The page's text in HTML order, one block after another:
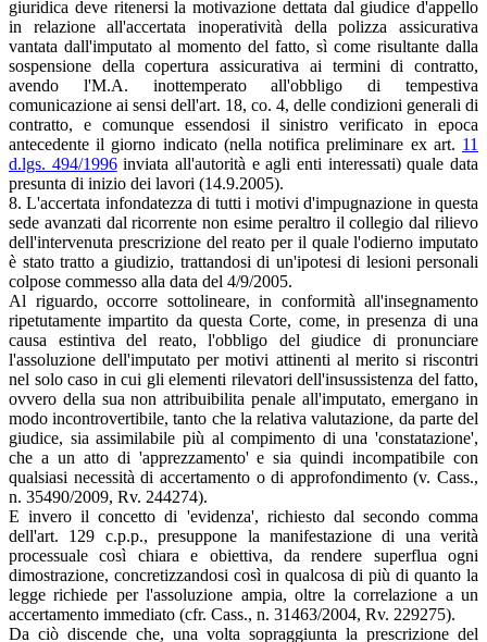
giuridica deve ritenersi la motivazione dettata dal giudice d'appello
in relazione all'accertata inoperatività della polizza assicurativa
vantata dall'imputato al momento del fatto, sì come risultante dalla
sospensione della copertura assicurativa ai termini di contratto,
avendo l'M.A. inottemperato all'obbligo di tempestiva
comunicazione ai sensi dell'art. 18, co. 4, delle condizioni generali di
contratto, e comunque essendosi il sinistro verificato in epoca
antecedente il giorno indicato (nella notifica preliminare ex art. 11
d.lgs. 494/1996inviata all'autorità e agli enti interessati) quale data
presunta di inizio dei lavori (14.9.2005).
8. L'accertata infondatezza di tutti i motivi d'impugnazione in questa
sede avanzati dal ricorrente non esime peraltro il collegio dal rilievo
dell'intervenuta prescrizione del reato per il quale l'odierno imputato
è stato tratto a giudizio, trattandosi di un'ipotesi di lesioni personali
colpose commesso alla data del 4/9/2005.
Al riguardo, occorre sottolineare, in conformità all'insegnamento
ripetutamente impartito da questa Corte, come, in presenza di una
causa estintiva del reato, l'obbligo del giudice di pronunciare
l'assoluzione dell'imputato per motivi attinenti al merito si riscontri
nel solo caso in cui gli elementi rilevatori dell'insussistenza del fatto,
ovvero della sua non attribuibilita penale all'imputato, emergano in
modo incontrovertibile, tanto che la relativa valutazione, da parte del
giudice, sia assimilabile più al compimento di una 'constatazione',
che a un atto di 'apprezzamento' e sia quindi incompatibile con
qualsiasi necessità di accertamento o di approfondimento (v. Cass.,
n. 35490/2009, Rv. 244274).
E invero il concetto di 'evidenza', richiesto dal secondo comma
dell'art. 129 c.p.p., presuppone la manifestazione di una verità
processuale così chiara e obiettiva, da rendere superflua ogni
dimostrazione, concretizzandosi così in qualcosa di più di quanto la
legge richiede per l'assoluzione ampia, oltre la correlazione a un
accertamento immediato (cfr. Cass., n. 31463/2004, Rv. 229275).
Da ciò discende che, una volta sopraggiunta la prescrizione del